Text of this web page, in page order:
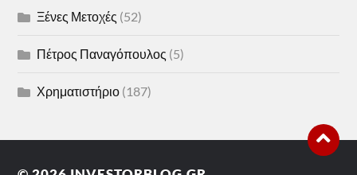
Ξένες Μετοχές (52)
Πέτρος Παναγόπουλος (5)
Χρηματιστήριο (187)